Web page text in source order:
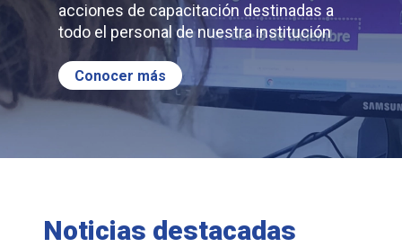
acciones de capacitación destinadas a
todo el personal de nuestra institución
Conocer más
Noticias destacadas